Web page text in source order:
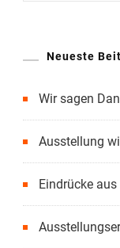
Neueste
Wir sagen
Ausstellung
Eindrücke